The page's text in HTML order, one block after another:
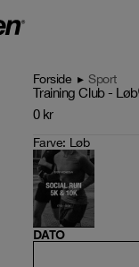
Forside ▸ Sport
Training Club - Løb
0 kr
Farve: Løb
DATO